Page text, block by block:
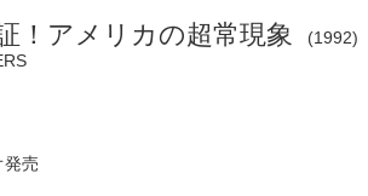
！アメリカの超常現象
1992
発売